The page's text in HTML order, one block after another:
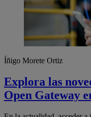
Íñigo Morete Ortiz
Explora las
Open Gateway